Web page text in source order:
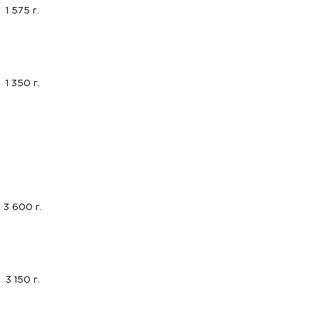
1 575 г.
1 350 г.
3 600 г.
3 150 г.